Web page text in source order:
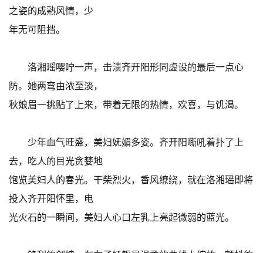
之姿的成熟风情，少
年无可阻挡。
洛湘瑶嘤咛一声，击溃齐开阳形同虚设的最后一点心
防。她两弯由浓至淡，
秋娘眉一挑贴了上来，带着无限的热情，欢喜，与饥渴。
少年血气旺盛，美妇妩媚多姿。齐开阳嘶吼着扑了上
去，吃人的目光贪婪地
饱览美妇人的春光。干柴烈火，香风缭绕，就在洛湘瑶即将
投入齐开阳怀里，电
光火石的一瞬间，美妇人心口左乳上亮起微弱的蓝光。